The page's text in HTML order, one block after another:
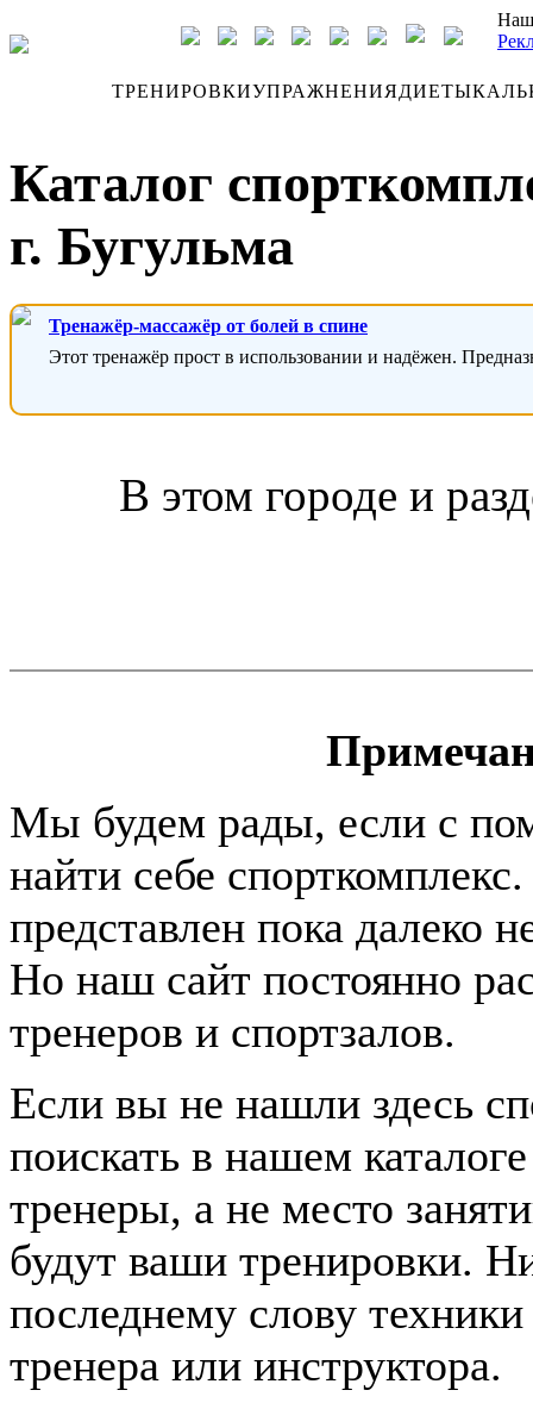
ТРЕНИРОВКИУПРАЖНЕНИЯДИЕТЫ
Каталог
г. Бугульма
Тренажёр-массажёр от болей в спине
Этот тренажёр прост в использовании и надёжен.
В этом городе и
Мы будем рады, если с
найти себе
представлен пока далеко
Но наш сайт постоянно
тренеров и спортзалов.
Если вы не нашли здесь
поискать в нашем
тренеры, а не место
будут ваши тренировки.
последнему слову
тренера или инструктора.